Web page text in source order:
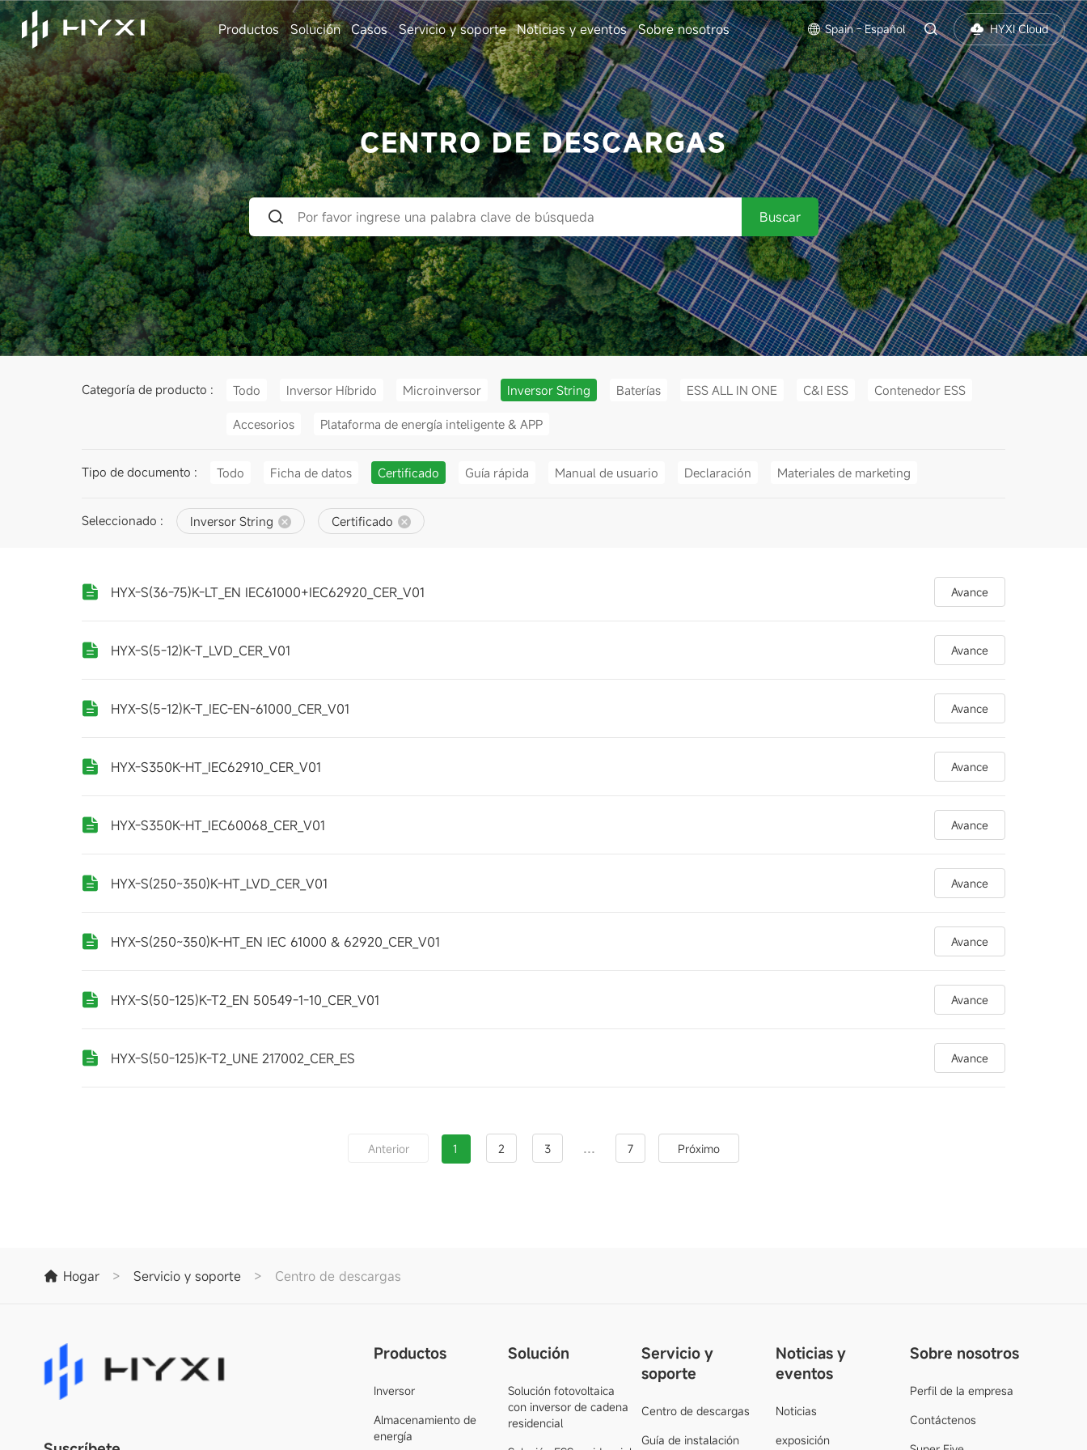
Productos Solución Casos Servicio y soporte Noticias y eventos Sobre nosotros Spain - Español HYXI Cloud
CENTRO DE DESCARGAS
Buscar
Categoría de producto : Todo Inversor Híbrido Microinversor Inversor String Baterías ESS ALL IN ONE C&I ESS Contenedor ESS
Accesorios Plataforma de energía inteligente & APP
Tipo de documento : Todo Ficha de datos Certificado Guía rápida Manual de usuario Declaración Materiales de marketing
Seleccionado : Inversor String Certificado
HYX-S(36-75)K-LT_EN IEC61000+IEC62920_CER_V01 Avance
HYX-S(5-12)K-T_LVD_CER_V01 Avance
HYX-S(5-12)K-T_IEC-EN-61000_CER_V01 Avance
HYX-S350K-HT_IEC62910_CER_V01 Avance
HYX-S350K-HT_IEC60068_CER_V01 Avance
HYX-S(250~350)K-HT_LVD_CER_V01 Avance
HYX-S(250~350)K-HT_EN IEC 61000 & 62920_CER_V01 Avance
HYX-S(50-125)K-T2_EN 50549-1-10_CER_V01 Avance
HYX-S(50-125)K-T2_UNE 217002_CER_ES Avance
Anterior 1 2 3 ... 7 Próximo
Hogar > Servicio y soporte > Centro de descargas
Productos
Inversor
Almacenamiento de
energía
Solución
Solución fotovoltaica
con inversor de cadena
residencial
Servicio y
soporte
Centro de descargas
Guía de instalación
Noticias y
eventos
Noticias
exposición
Sobre nosotros
Perfil de la empresa
Contáctenos